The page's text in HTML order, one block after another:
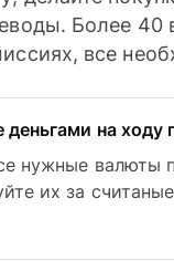
Более 40
все
деньгами на ходу
нужные валюты
их за